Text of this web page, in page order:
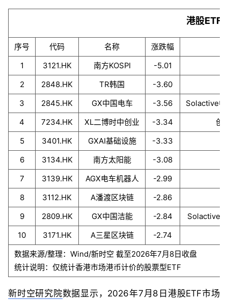
港股ETF
序号 代码 名称 涨跌幅
1 3121.HK 南方KOSPI -5.01
2 2848.HK TR韩国 -3.60
3 2845.HK GX中国电车 -3.56 Solactive中
4 7234.HK XL二博时中创业 -3.34 创
5 3401.HK GXAI基础设施 -3.33
6 3134.HK 南方太阳能 -3.08
7 3139.HK AGX电车机器人 -2.99
8 3112.HK A潘渡区块链 -2.86
9 2809.HK GX中国洁能 -2.84 Solactive
10 3171.HK A三星区块链 -2.74
数据来源/整理：Wind/新时空 截至2026年7月8日收盘
统计说明：仅统计香港市场港币计价的股票型ETF
新时空研究院数据显示，2026年7月8日港股ETF市场